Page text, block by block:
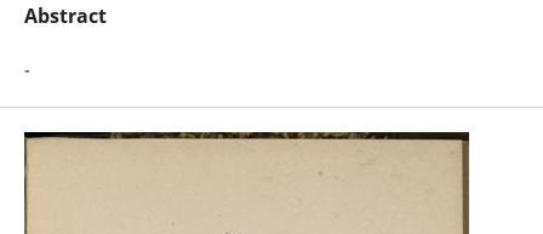
Abstract
-